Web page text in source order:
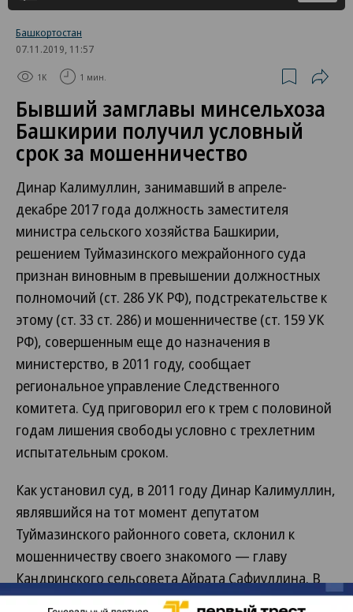
Башкортостан
07.11.2019, 11:57
1K 1 мин.
Бывший замглавы минсельхоза
Башкирии получил условный
срок за мошенничество
Динар Калимуллин, занимавший в апреле-
декабре 2017 года должность заместителя
министра сельского хозяйства Башкирии,
решением Туймазинского межрайонного суда
признан виновным в превышении должностных
полномочий (ст. 286 УК РФ), подстрекательстве к
этому (ст. 33 ст. 286) и мошенничестве (ст. 159 УК
РФ), совершенным еще до назначения в
министерство, в 2011 году, сообщает
региональное управление Следственного
комитета. Суд приговорил его к трем с половиной
годам лишения свободы условно с трехлетним
испытательным сроком.
Как установил суд, в 2011 году Динар Калимуллин,
являвшийся на тот момент депутатом
Туймазинского районного совета, склонил к
мошенничеству своего знакомого — главу
Кандринского сельсовета Айрата Сафиуллина. В
результате их совместного плана в 2011-2015